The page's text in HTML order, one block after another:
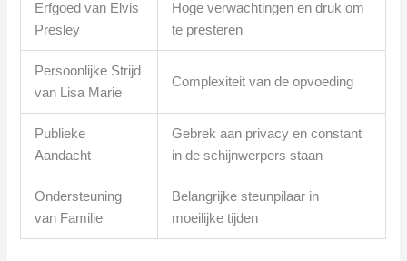
Erfgoed van Elvis
Presley
Hoge verwachtingen en druk om
te presteren
Persoonlijke Strijd
van Lisa Marie
Complexiteit van de opvoeding
Publieke
Aandacht
Gebrek aan privacy en constant
in de schijnwerpers staan
Ondersteuning
van Familie
Belangrijke steunpilaar in
moeilijke tijden